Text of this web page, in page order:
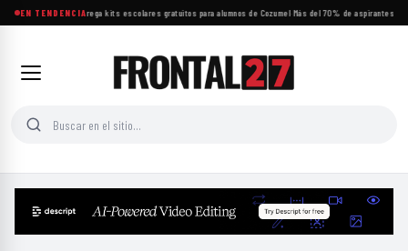
EN TENDENCIA
Renán Sánchez entrega kits escolares gratuitos para alumnos de Cozumel·Más del 70% de aspirantes a la